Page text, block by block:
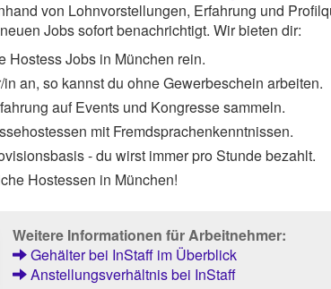
von Lohnvorstellungen, Erfahrung und
Jobs sofort benachrichtigt. Wir bieten dir:
Hostess Jobs in München rein.
an, so kannst du ohne Gewerbeschein arbeiten.
auf Events und Kongresse sammeln.
mit Fremdsprachenkenntnissen.
- du wirst immer pro Stunde bezahlt.
Hostessen in München!
Weitere Informationen für Arbeitnehmer:
Gehälter bei InStaff im Überblick
Anstellungsverhältnis bei InStaff